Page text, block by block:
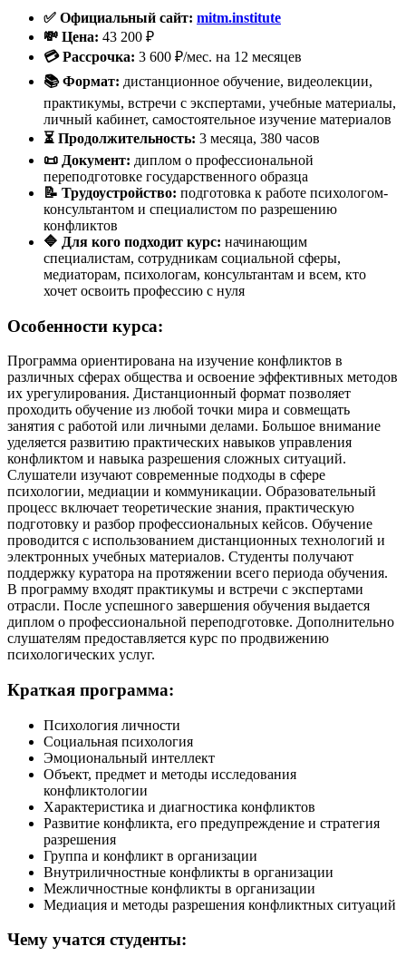
✅ Официальный сайт: mitm.institute
💸 Цена: 43 200 ₽
💳 Рассрочка: 3 600 ₽/мес. на 12 месяцев
📚 Формат: дистанционное обучение, видеолекции,
практикумы, встречи с экспертами, учебные материалы,
личный кабинет, самостоятельное изучение материалов
⏳ Продолжительность: 3 месяца, 380 часов
📜 Документ: диплом о профессиональной
переподготовке государственного образца
📝 Трудоустройство: подготовка к работе психологом-
консультантом и специалистом по разрешению
конфликтов
🔷 Для кого подходит курс: начинающим
специалистам, сотрудникам социальной сферы,
медиаторам, психологам, консультантам и всем, кто
хочет освоить профессию с нуля
Особенности курса:
Программа ориентирована на изучение конфликтов в
различных сферах общества и освоение эффективных методов
их урегулирования. Дистанционный формат позволяет
проходить обучение из любой точки мира и совмещать
занятия с работой или личными делами. Большое внимание
уделяется развитию практических навыков управления
конфликтом и навыка разрешения сложных ситуаций.
Слушатели изучают современные подходы в сфере
психологии, медиации и коммуникации. Образовательный
процесс включает теоретические знания, практическую
подготовку и разбор профессиональных кейсов. Обучение
проводится с использованием дистанционных технологий и
электронных учебных материалов. Студенты получают
поддержку куратора на протяжении всего периода обучения.
В программу входят практикумы и встречи с экспертами
отрасли. После успешного завершения обучения выдается
диплом о профессиональной переподготовке. Дополнительно
слушателям предоставляется курс по продвижению
психологических услуг.
Краткая программа:
Психология личности
Социальная психология
Эмоциональный интеллект
Объект, предмет и методы исследования
конфликтологии
Характеристика и диагностика конфликтов
Развитие конфликта, его предупреждение и стратегия
разрешения
Группа и конфликт в организации
Внутриличностные конфликты в организации
Межличностные конфликты в организации
Медиация и методы разрешения конфликтных ситуаций
Чему учатся студенты: